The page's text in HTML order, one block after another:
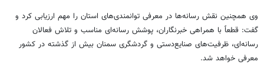
وی همچنین نقش رسانه‌ها در معرفی توانمندی‌های استان را مهم ارزیابی کرد و
گفت: قطعاً با همراهی خبرنگاران، پوشش رسانه‌ای مناسب و تلاش فعالان
رسانه‌ای، ظرفیت‌های صنایع‌دستی و گردشگری سمنان بیش از گذشته در کشور
معرفی خواهد شد.